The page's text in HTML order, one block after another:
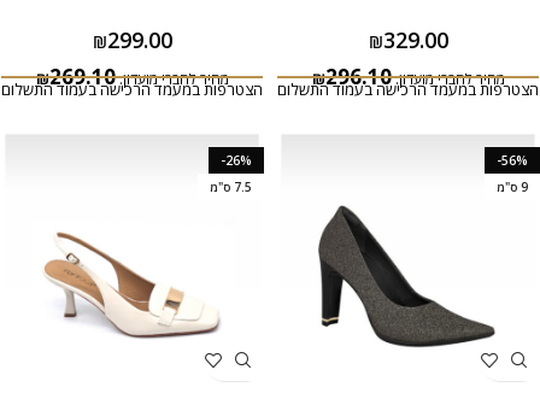
₪329.00
מחיר לחברי מועדון: ₪296.10
הצטרפות במעמד הרכישה בעמוד התשלום
₪299.00
מחיר לחברי מועדון: ₪269.10
הצטרפות במעמד הרכישה בעמוד התשלום
-56%
9 ס"מ
-26%
7.5 ס"מ